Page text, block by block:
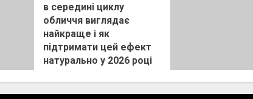
в середині циклу
обличчя виглядає
найкраще і як
підтримати цей ефект
натурально у 2026 році